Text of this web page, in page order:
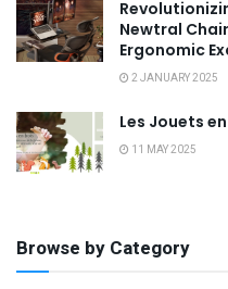
Newtral
Ergonomic
2 JANUARY 2025
Les Jouets
11 MAY 2025
Browse by Category